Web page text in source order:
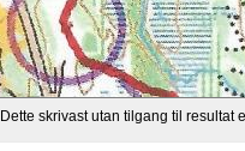
Dette skrivast utan tilgang til resultat